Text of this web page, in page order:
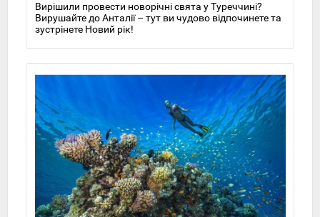
Вирішили провести новорічні свята у Туреччині?
Вирушайте до Анталії – тут ви чудово відпочинете та
зустрінете Новий рік!